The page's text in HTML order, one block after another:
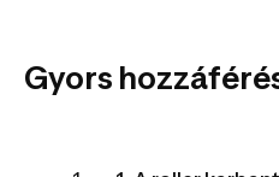
Gyors